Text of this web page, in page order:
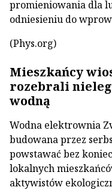
promieniowania dla
odniesieniu do
(Phys.org)
Mieszkańcy
rozebrali
wodną
Wodna elektrownia
budowana przez
powstawać bez
lokalnych
aktywistów